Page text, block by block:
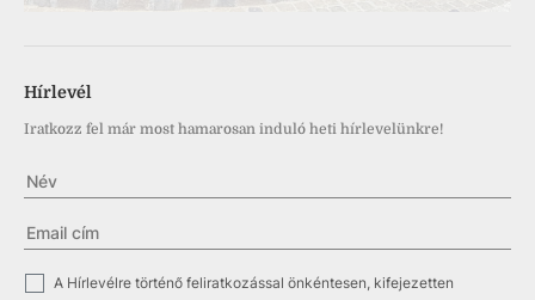
Hírlevél
Iratkozz fel már most hamarosan induló heti hírlevelünkre!
✓ A Hírlevélre történő feliratkozással önkéntesen, kifejezetten